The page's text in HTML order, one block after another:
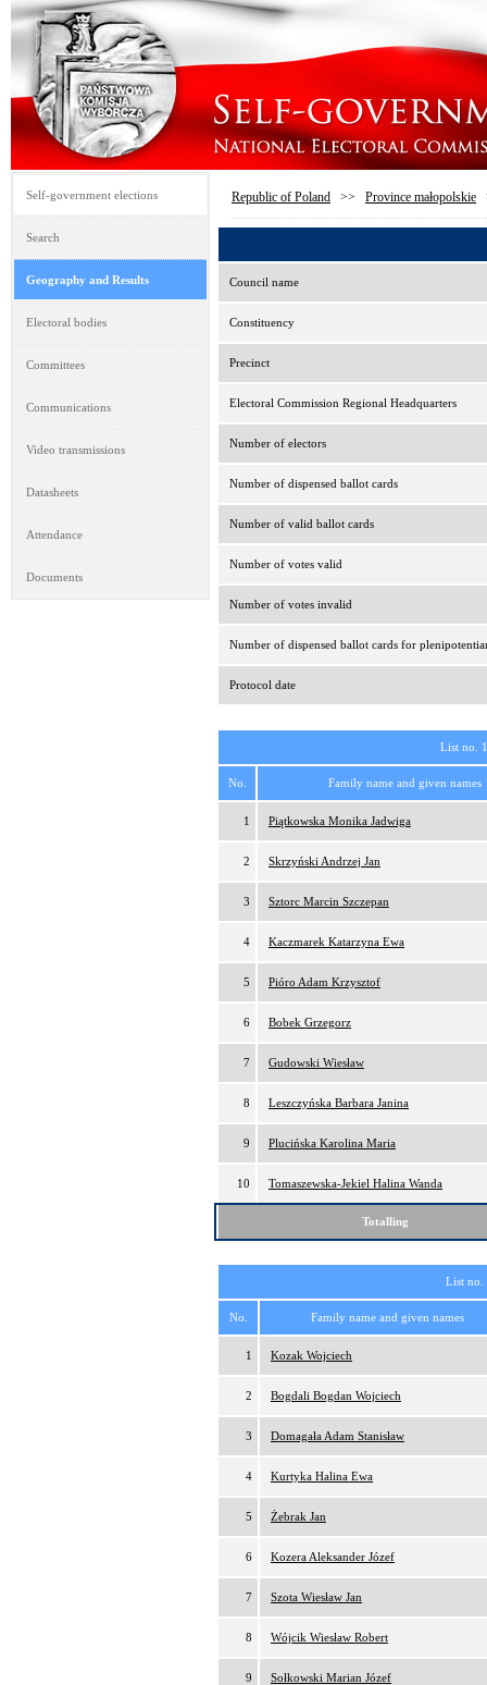
Self-government elections
Search
Geography and Results
Electoral bodies
Committees
Communications
Video transmissions
Datasheets
Attendance
Documents
Republic of Poland >> Province małopolskie
Council name
Constituency
Precinct
Electoral Commission Regional Headquarters
Number of electors
Number of dispensed ballot cards
Number of valid ballot cards
Number of votes valid
Number of votes invalid
Number of dispensed ballot cards for
Protocol date
List no.
No. Family name and given names
1 Piątkowska Monika Jadwiga
2 Skrzyński Andrzej Jan
3 Sztorc Marcin Szczepan
4 Kaczmarek Katarzyna Ewa
5 Pióro Adam Krzysztof
6 Bobek Grzegorz
7 Gudowski Wiesław
8 Leszczyńska Barbara Janina
9 Plucińska Karolina Maria
10 Tomaszewska-Jekiel Halina Wanda
Totalling
List
No. Family name and given names
1 Kozak Wojciech
2 Bogdali Bogdan Wojciech
3 Domagała Adam Stanisław
4 Kurtyka Halina Ewa
5 Żebrak Jan
6 Kozera Aleksander Józef
7 Szota Wiesław Jan
8 Wójcik Wiesław Robert
9 Sołkowski Marian Józef